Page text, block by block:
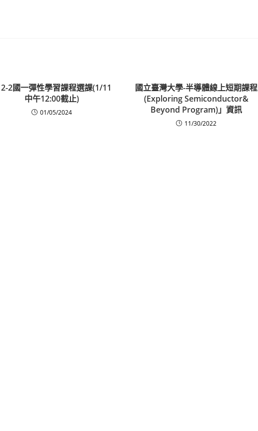
2國一彈性學習課程選課(1/11
中午12:00截止)
01/05/2024
國立臺灣大學-半導體線上短期課程
(Exploring Semiconductor&
Beyond Program)」資訊
11/30/2022